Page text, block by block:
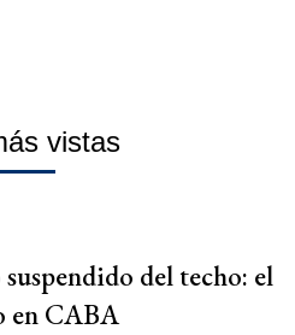
vistas
del techo: el
en CABA